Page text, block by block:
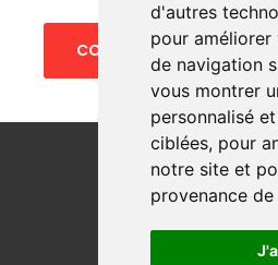
d'autres
pour
de navigation
vous montrer
personnalisé
ciblées, pour
notre site et
provenance
CONTACTEZ NOUS